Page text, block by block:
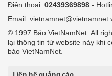
Điện thoại: 02439369898 -
Email:
© 1997 Báo VietNamNet. All
lại thông tin từ website này khi
báo VietNamNet.